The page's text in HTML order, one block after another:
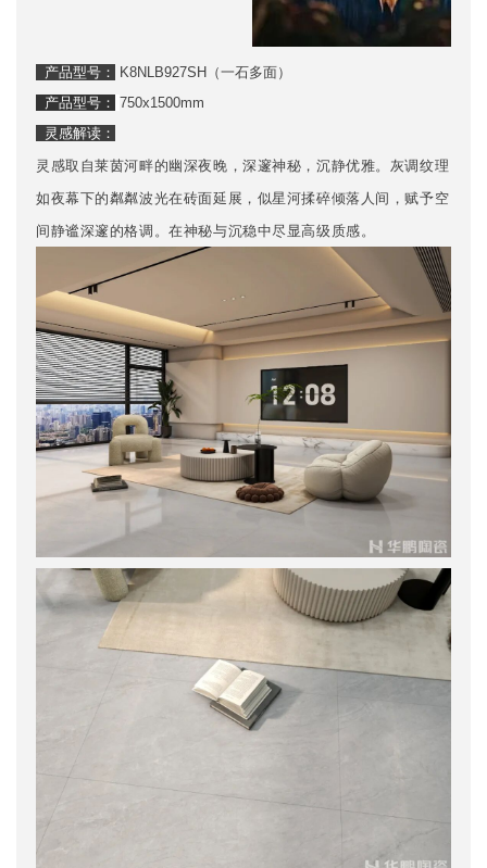
产品型号：
K8NLB927SH（一石多面）
产品型号： 750x1500mm
灵感解读：
灵感取自莱茵河畔的幽深夜晚，深邃神秘，沉静优雅。灰调纹理
如夜幕下的粼粼波光在砖面延展，似星河揉碎倾落人间，赋予空
间静谧深邃的格调。在神秘与沉稳中尽显高级质感。